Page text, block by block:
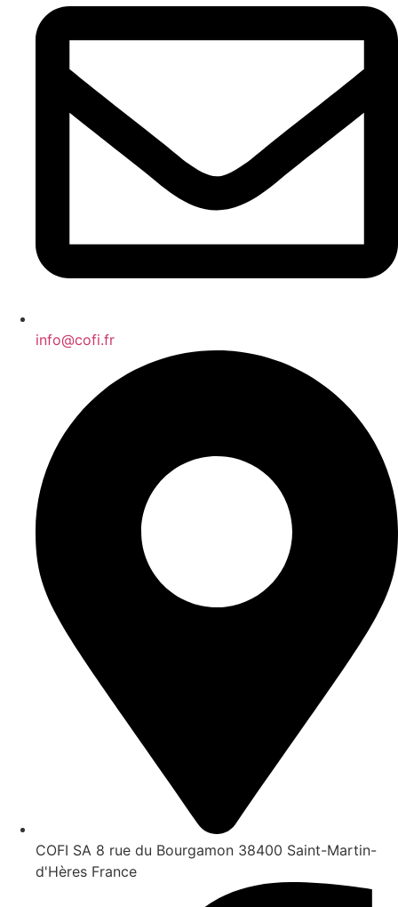
info@cofi.fr
COFI SA 8 rue du Bourgamon 38400 Saint-Martin-
d'Hères France